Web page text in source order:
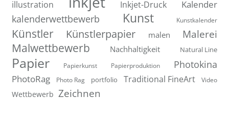
illustration Inkjet-Druck Kalender
kalenderwettbewerb Kunst Kunstkalender
Künstler Künstlerpapier malen Malerei
Malwettbewerb Nachhaltigkeit Natural Line
Papier Papierkunst Papierproduktion Photokina
PhotoRag Photo Rag portfolio Traditional FineArt Video
Wettbewerb Zeichnen